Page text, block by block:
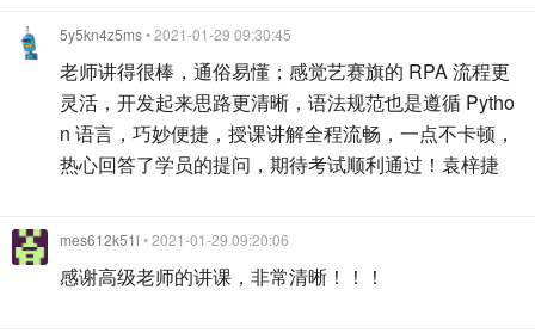
5y5kn4z5ms• 2021-01-29 09:30:45
老师讲得很棒，通俗易懂；感觉艺赛旗的 RPA 流程更
灵活，开发起来思路更清晰，语法规范也是遵循 Pytho
n 语言，巧妙便捷，授课讲解全程流畅，一点不卡顿，
热心回答了学员的提问，期待考试顺利通过！袁梓捷
mes612k51l • 2021-01-29 09:20:06
感谢高级老师的讲课，非常清晰！！！